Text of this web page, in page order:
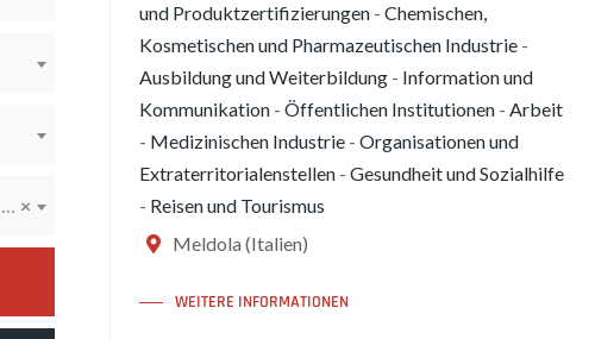
×
und Produktzertifizierungen- Chemischen,
Kosmetischen und Pharmazeutischen Industrie-
Ausbildung und Weiterbildung- Information und
Kommunikation- Öffentlichen Institutionen- Arbeit
- Medizinischen Industrie- Organisationen und
Extraterritorialenstellen- Gesundheit und Sozialhilfe
- Reisen und Tourismus
Meldola (Italien)
WEITERE INFORMATIONEN